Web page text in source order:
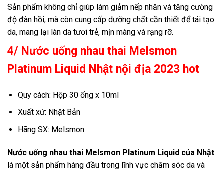
Sản phẩm không chỉ giúp làm giảm nếp nhăn và tăng cường
độ đàn hồi, mà còn cung cấp dưỡng chất cần thiết để tái tạo
da, mang lại làn da tươi trẻ, mịn màng và rạng rỡ.
4/ Nước uống nhau thai Melsmon
Platinum Liquid Nhật nội địa 2023 hot
Quy cách: Hộp 30 ống x 10ml
Xuất xứ: Nhật Bản
Hãng SX: Melsmon
Nước uống nhau thai Melsmon Platinum Liquid của Nhật
là một sản phẩm hàng đầu trong lĩnh vực chăm sóc da và